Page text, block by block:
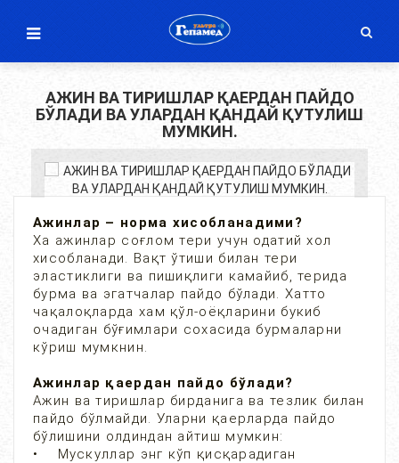
АЖИН ВА ТИРИШЛАР ҚАЕРДАН ПАЙДО
БЎЛАДИ ВА УЛАРДАН ҚАНДАЙ ҚУТУЛИШ
МУМКИН.
Ажинлар – норма хисобланадими?
Ха ажинлар соғлом тери учун одатий хол
хисобланади. Вақт ўтиши билан тери
эластиклиги ва пишиқлиги камайиб, терида
бурма ва эгатчалар пайдо бўлади. Хатто
чақалоқларда хам қўл-оёқларини букиб
очадиган бўғимлари сохасида бурмаларни
кўриш мумкнин.
Ажинлар қаердан пайдо бўлади?
Ажин ва тиришлар бирданига ва тезлик билан
пайдо бўлмайди. Уларни қаерларда пайдо
бўлишини олдиндан айтиш мумкин:
• Мускуллар энг кўп қисқарадиган